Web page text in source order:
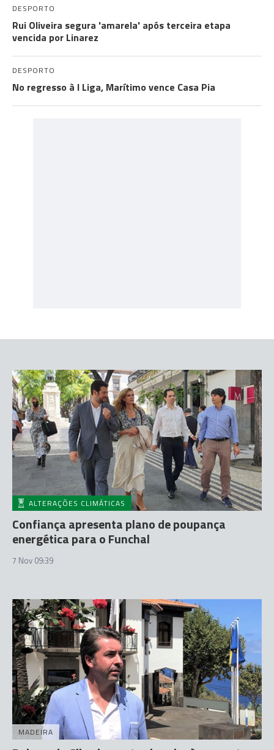
DESPORTO
Rui Oliveira segura 'amarela' após terceira etapa
vencida por Linarez
DESPORTO
No regresso à I Liga, Marítimo vence Casa Pia
ALTERAÇÕES CLIMÁTICAS
Confiança apresenta plano de poupança
energética para o Funchal
7 Nov 09:39
MADEIRA